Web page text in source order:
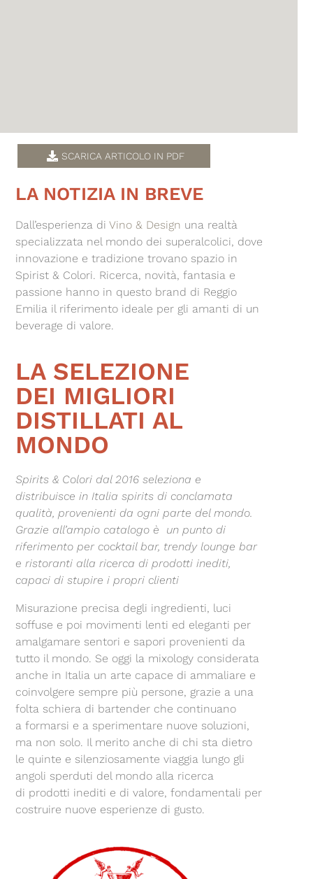
SCARICA ARTICOLO IN PDF
LA NOTIZIA IN BREVE
Dall’esperienza diVino & Design una realtà
specializzata nel mondo dei superalcolici, dove
innovazione e tradizione trovano spazio in
Spirist & Colori. Ricerca, novità, fantasia e
passione hanno in questo brand di Reggio
Emilia il riferimento ideale per gli amanti di un
beverage di valore.
LA SELEZIONE
DEI MIGLIORI
DISTILLATI AL
MONDO
Spirits & Colori dal 2016 seleziona e
distribuisce in Italia spirits di conclamata
qualità, provenienti da ogni parte del mondo.
Grazie all’ampio catalogo è un punto di
riferimento per cocktail bar, trendy lounge bar
e ristoranti alla ricerca di prodotti inediti,
capaci di stupire i propri clienti
Misurazione precisa degli ingredienti, luci
soffuse e poi movimenti lenti ed eleganti per
amalgamare sentori e sapori provenienti da
tutto il mondo. Se oggi la mixology considerata
anche in Italia un arte capace di ammaliare e
coinvolgere sempre più persone, grazie a una
folta schiera di bartender che continuano
a formarsi e a sperimentare nuove soluzioni,
ma non solo. Il merito anche di chi sta dietro
le quinte e silenziosamente viaggia lungo gli
angoli sperduti del mondo alla ricerca
di prodotti inediti e di valore, fondamentali per
costruire nuove esperienze di gusto.